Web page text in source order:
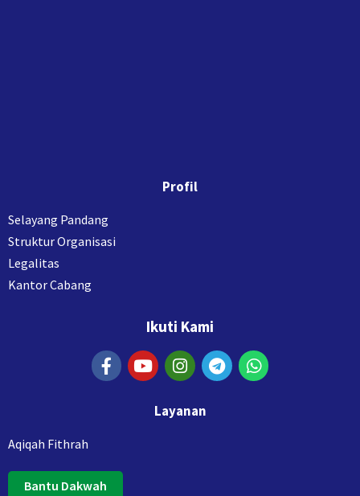
Profil
Selayang Pandang
Struktur Organisasi
Legalitas
Kantor Cabang
Ikuti Kami
Layanan
Aqiqah Fithrah
Bantu Dakwah